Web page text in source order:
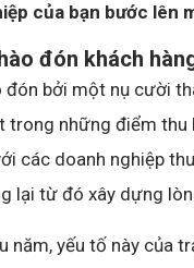
của bạn bước lên
đón khách
bởi một nụ cười
trong những điểm thu
các doanh nghiệp
lại từ đó xây dựng
năm, yếu tố này của